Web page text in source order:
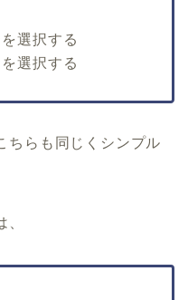
選択する
選択する
ちらも同じくシンプル